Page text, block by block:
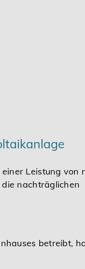
Leistung von
nachträglichen
betreibt,